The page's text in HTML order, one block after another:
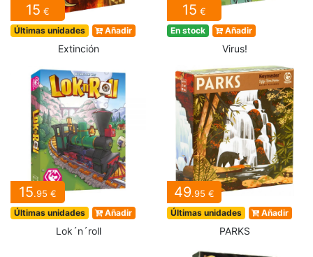
15 €
Últimas unidades Añadir
Extinción
15 €
En stock Añadir
Virus!
15.95 €
Últimas unidades Añadir
Lok´n´roll
49.95 €
Últimas unidades Añadir
PARKS